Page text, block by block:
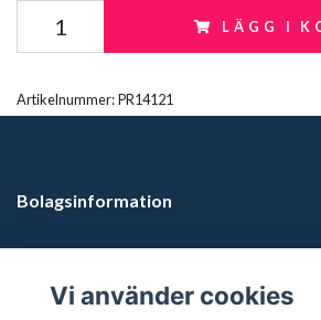
LÄGG I
Artikelnummer:PR14121
Bolagsinformation
Vi använder cookies